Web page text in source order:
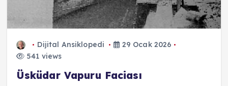
Dijital Ansiklopedi
29 Ocak 2026
541 views
Üsküdar Vapuru Faciası